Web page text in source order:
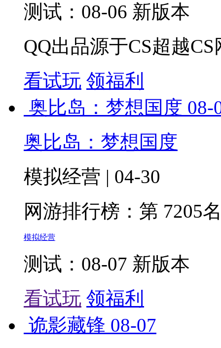
测试：08-06 新版本
QQ出品源于CS超越CS
看试玩 领福利
奥比岛：梦想国度 08-
奥比岛：梦想国度
模拟经营 | 04-30
网游排行榜： 第 7205
模拟经营
测试：08-07 新版本
看试玩 领福利
诡影藏锋 08-07